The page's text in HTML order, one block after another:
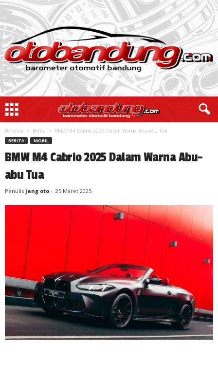
Beranda Berita BMW M4 Cabrio 2025 Dalam Warna Abu-abu Tua
BERITA MOBIL
BMW M4 Cabrio 2025 Dalam Warna Abu-
abu Tua
Penulis jang oto - 25 Maret 2025